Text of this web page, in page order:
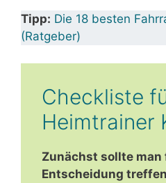
Tipp: Die 18 besten
(Ratgeber)
Checkliste
Heimtrainer
Zunächst sollte man
Entscheidung